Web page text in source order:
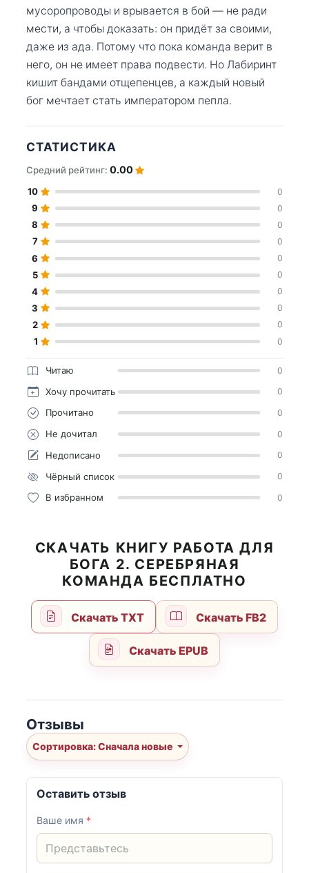
мусоропроводы и врывается в бой — не ради
мести, а чтобы доказать: он придёт за своими,
даже из ада. Потому что пока команда верит в
него, он не имеет права подвести. Но Лабиринт
кишит бандами отщепенцев, а каждый новый
бог мечтает стать императором пепла.
СТАТИСТИКА
Средний рейтинг: 0.00
10 0
9 0
8 0
7 0
6 0
5 0
4 0
3 0
2 0
1 0
Читаю 0
Хочу прочитать 0
Прочитано 0
Не дочитал 0
Недописано 0
Чёрный список 0
В избранном 0
СКАЧАТЬ КНИГУ РАБОТА ДЛЯ
БОГА 2. СЕРЕБРЯНАЯ
КОМАНДА БЕСПЛАТНО
Скачать TXT Скачать FB2
Скачать EPUB
Отзывы
Сортировка: Сначала новые
Оставить отзыв
Ваше имя *